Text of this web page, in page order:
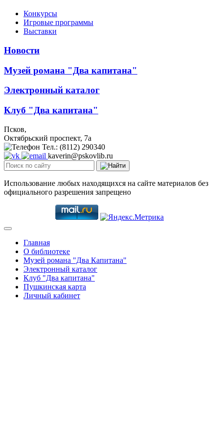
Конкурсы
Игровые программы
Выставки
Новости
Музей романа "Два капитана"
Электронный каталог
Клуб "Два капитана"
Псков,
Октябрьский проспект, 7a
Тел.: (8112) 290340
kaverin@pskovlib.ru
Использование любых находящихся на сайте материалов без
официального разрешения запрещено
Главная
О библиотеке
Музей романа "Два Капитана"
Электронный каталог
Клуб "Два капитана"
Пушкинская карта
Личный кабинет